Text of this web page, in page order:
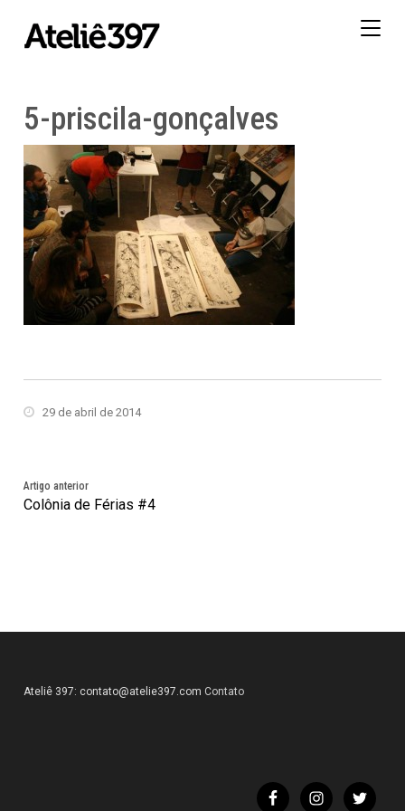
5-priscila-gonçalves
29 de abril de 2014
Artigo anterior
Colônia de Férias #4
Ateliê 397: contato@atelie397.com Contato